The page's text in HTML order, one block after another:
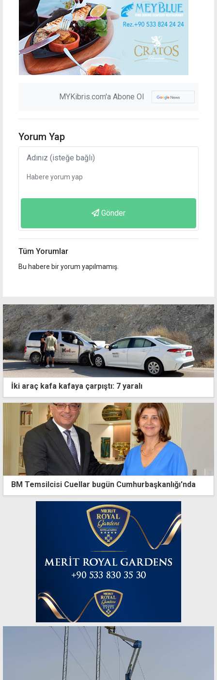
MYKibris.com'a Abone Ol
Yorum Yap
Gönder
Tüm Yorumlar
Bu habere bir yorum yapılmamış.
İki araç kafa kafaya çarpıştı: 7 yaralı
BM Temsilcisi Cuellar bugün Cumhurbaşkanlığı'nda